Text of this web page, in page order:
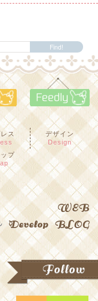
RSS
ス デザイン
Design
プ
WEB
Develop BLOG
Follow